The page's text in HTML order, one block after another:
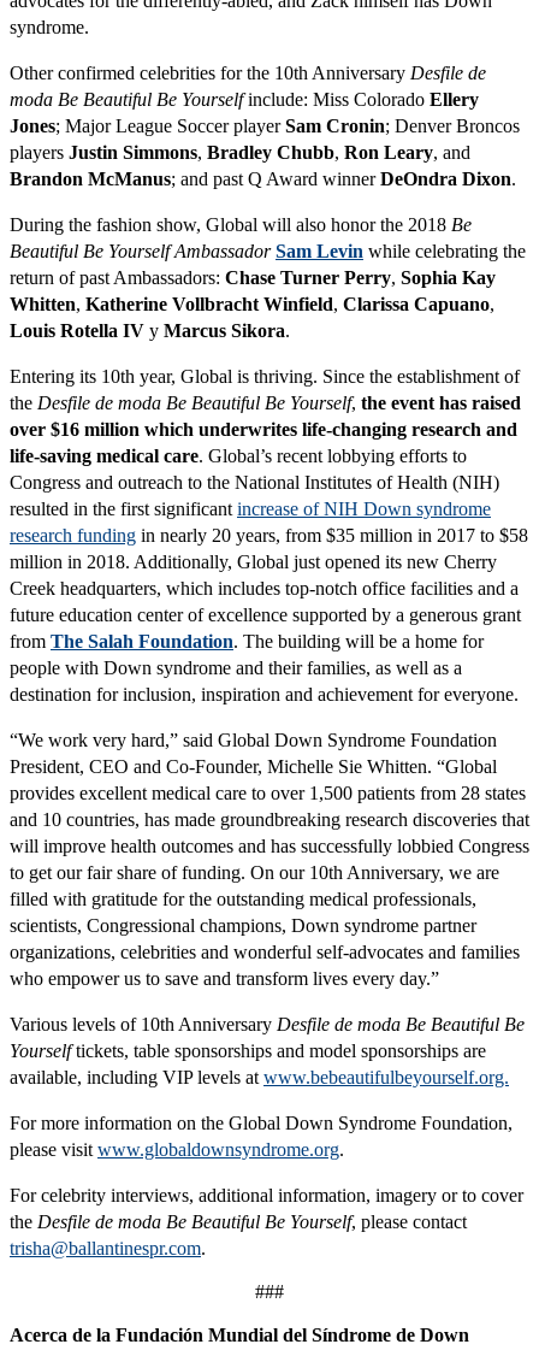
syndrome.
Other confirmed celebrities for the 10th Anniversary Desfile de
moda Be Beautiful Be Yourselfinclude: Miss Colorado Ellery
Jones; Major League Soccer playerSam Cronin; Denver Broncos
players Justin Simmons, Bradley Chubb, Ron Leary, and
Brandon McManus; and past Q Award winnerDeOndra Dixon.
During the fashion show, Global will also honor the 2018 Be
Beautiful Be Yourself Ambassador Sam Levin while celebrating the
return of past Ambassadors: Chase Turner Perry, Sophia Kay
Whitten, Katherine Vollbracht Winfield, Clarissa Capuano,
Louis Rotella IV y Marcus Sikora.
Entering its 10th year, Global is thriving. Since the establishment of
the Desfile de moda Be Beautiful Be Yourself, the event has raised
over $16 million which underwrites life-changing research and
life-saving medical care. Global’s recent lobbying efforts to
Congress and outreach to the National Institutes of Health (NIH)
resulted in the first significant increase of NIH Down syndrome
research funding in nearly 20 years, from $35 million in 2017 to $58
million in 2018. Additionally, Global just opened its new Cherry
Creek headquarters, which includes top-notch office facilities and a
future education center of excellence supported by a generous grant
from The Salah Foundation. The building will be a home for
people with Down syndrome and their families, as well as a
destination for inclusion, inspiration and achievement for everyone.
“We work very hard,” said Global Down Syndrome Foundation
President, CEO and Co-Founder, Michelle Sie Whitten. “Global
provides excellent medical care to over 1,500 patients from 28 states
and 10 countries, has made groundbreaking research discoveries that
will improve health outcomes and has successfully lobbied Congress
to get our fair share of funding. On our 10th Anniversary, we are
filled with gratitude for the outstanding medical professionals,
scientists, Congressional champions, Down syndrome partner
organizations, celebrities and wonderful self-advocates and families
who empower us to save and transform lives every day.”
Various levels of 10th Anniversary Desfile de moda Be Beautiful Be
Yourselftickets, table sponsorships and model sponsorships are
available, including VIP levels at www.bebeautifulbeyourself.org.
For more information on the Global Down Syndrome Foundation,
please visit www.globaldownsyndrome.org.
For celebrity interviews, additional information, imagery or to cover
the Desfile de moda Be Beautiful Be Yourself, please contact
trisha@ballantinespr.com.
###
Acerca de la Fundación Mundial del Síndrome de Down